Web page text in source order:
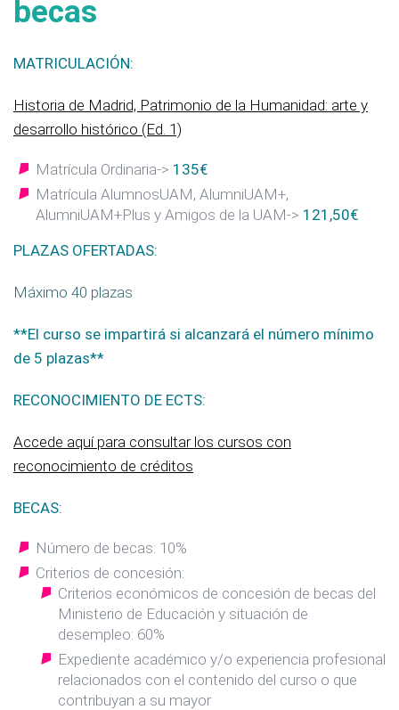
becas
MATRICULACIÓN:
Historia de Madrid, Patrimonio de la Humanidad: arte y
desarrollo histórico (Ed. 1)
Matrícula Ordinaria-> 135€
Matrícula AlumnosUAM, AlumniUAM+,
AlumniUAM+Plus y Amigos de la UAM-> 121,50€
PLAZAS OFERTADAS:
Máximo 40 plazas
**El curso se impartirá si alcanzará el número mínimo
de 5 plazas**
RECONOCIMIENTO DE ECTS:
Accede aquí para consultar los cursos con
reconocimiento de créditos
BECAS:
Número de becas: 10%
Criterios de concesión:
Criterios económicos de concesión de becas del
Ministerio de Educación y situación de
desempleo: 60%
Expediente académico y/o experiencia profesional
relacionados con el contenido del curso o que
contribuyan a su mayor